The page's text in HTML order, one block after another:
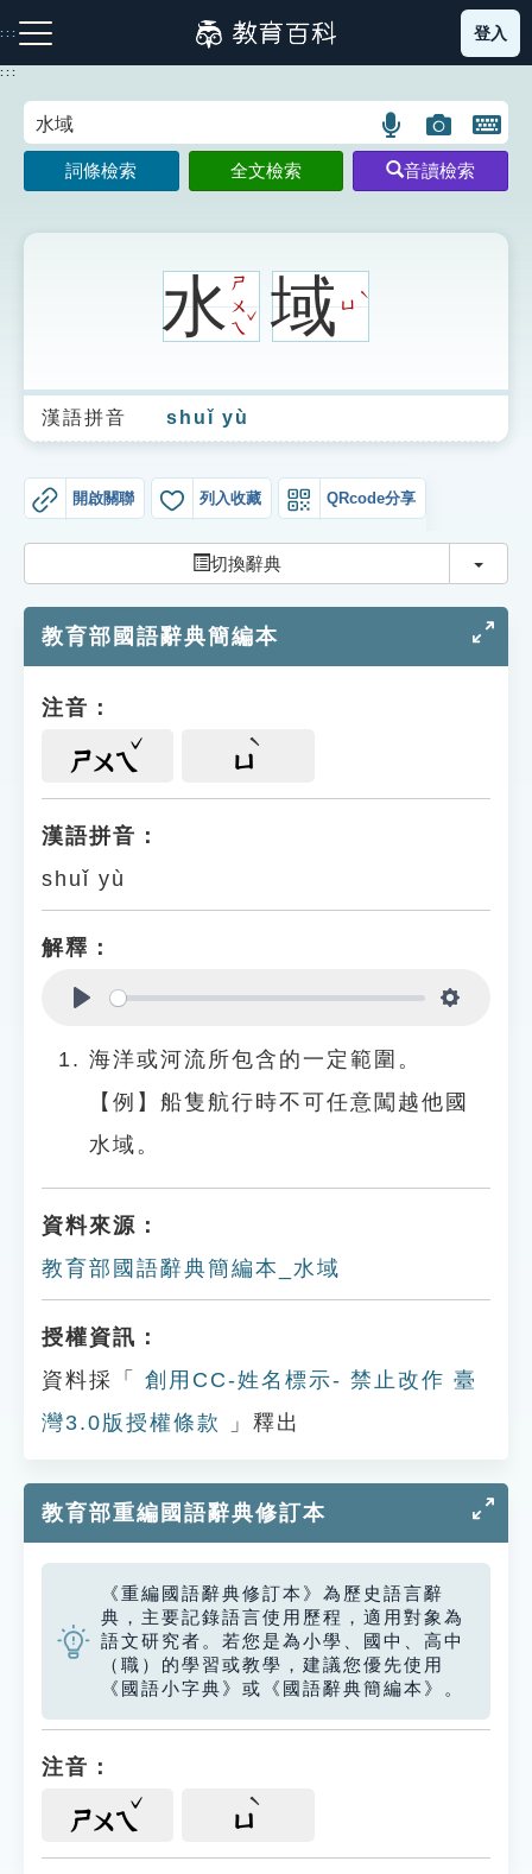
到
主
:::
注音索引圖示 筆畫索引圖示 部首索引表圖示
生字詞彙表
成語故事
索引選單
單字索引
遊戲專區
貓頭鷹博士
登入
:::
語
言
搜
圖
片
搜
開
鍵
圖
詞條檢索 全文檢索 音讀檢索
水ㄕ
ㄨ
ㄟ
ˇ域ㄩ
ˋ
漢語拼音 shuǐ yù
開啟關聯 列入收藏 QRcode分享
切換辭典 切換
教育部國語辭典簡編本
注音：
ㄕㄨㄟ ㄩ
漢語拼音：
shuǐ yù
解釋：
海洋或河流所包含的一定範圍。
【例】船隻航行時不可任意闖越他國
水域。
資料來源：
教育部國語辭典簡編本_水域
授權資訊：
資料採「
創用CC-姓名標示- 禁止改作 臺
灣3.0版授權條款
」釋出
教育部重編國語辭典修訂本
《重編國語辭典修訂本》為歷史語言辭
典，主要記錄語言使用歷程，適用對象為
語文研究者。若您是為小學、國中、高中
（職）的學習或教學，建議您優先使用
《國語小字典》或《國語辭典簡編本》。
注音：
ㄕㄨㄟ ㄩ